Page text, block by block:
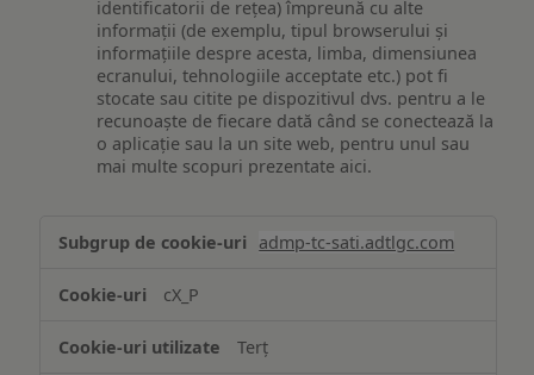
identificatorii de rețea) împreună cu alte
informații (de exemplu, tipul browserului și
informațiile despre acesta, limba, dimensiunea
ecranului, tehnologiile acceptate etc.) pot fi
stocate sau citite pe dispozitivul dvs. pentru a le
recunoaște de fiecare dată când se conectează la
o aplicație sau la un site web, pentru unul sau
mai multe scopuri prezentate aici.
și/sau
informațiilor
pe
admp-tc-sati.adtlgc.com
cX_P
Terț